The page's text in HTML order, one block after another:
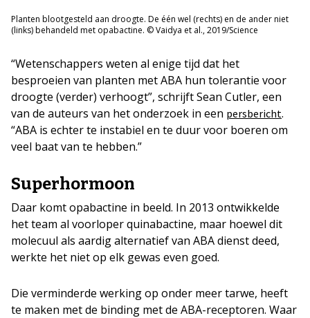
Planten blootgesteld aan droogte. De één wel (rechts) en de ander niet
(links) behandeld met opabactine. © Vaidya et al., 2019/Science
“Wetenschappers weten al enige tijd dat het
besproeien van planten met ABA hun tolerantie voor
droogte (verder) verhoogt”, schrijft Sean Cutler, een
van de auteurs van het onderzoek in een persbericht.
“ABA is echter te instabiel en te duur voor boeren om
veel baat van te hebben.”
Superhormoon
Daar komt opabactine in beeld. In 2013 ontwikkelde
het team al voorloper quinabactine, maar hoewel dit
molecuul als aardig alternatief van ABA dienst deed,
werkte het niet op elk gewas even goed.
Die verminderde werking op onder meer tarwe, heeft
te maken met de binding met de ABA-receptoren. Waar